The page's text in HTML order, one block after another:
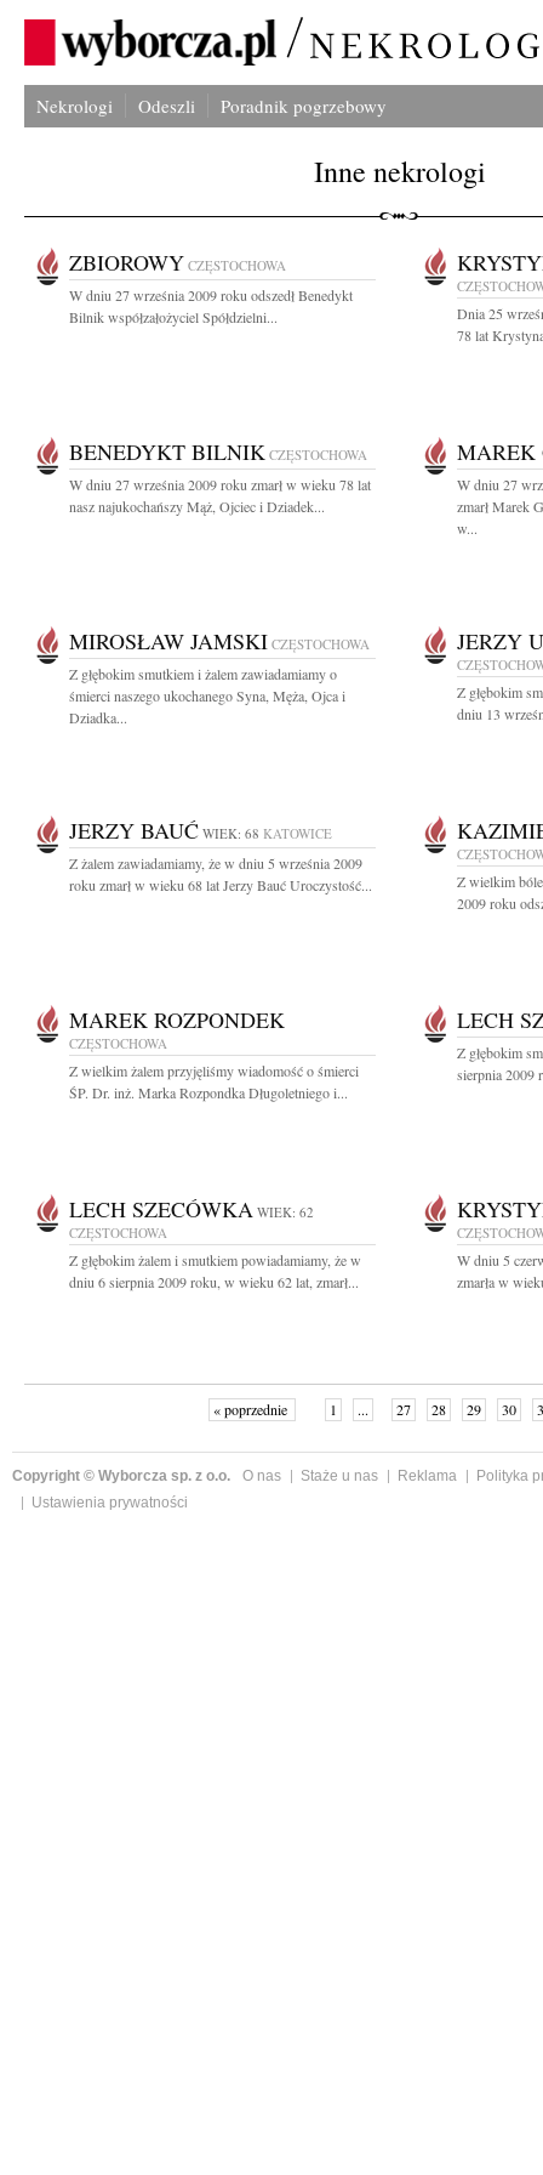
Nekrologi Odeszli Poradnik pogrzebowy
Inne nekrologi
ZBIOROWY CZĘSTOCHOWA
W dniu 27 września 2009 roku odszedł Benedykt
Bilnik współzałożyciel Spółdzielni...
Dnia 25
78 lat
BENEDYKT BILNIK CZĘSTOCHOWA
W dniu 27 września 2009 roku zmarł w wieku 78 lat
nasz najukochańszy Mąż, Ojciec i Dziadek...
MAREK
W dniu 27
zmarł Marek
w...
MIROSŁAW JAMSKI CZĘSTOCHOWA
Z głębokim smutkiem i żalem zawiadamiamy o
śmierci naszego ukochanego Syna, Męża, Ojca i
Dziadka...
JERZY
Z głębokim
dniu 13
JERZY BAUĆ WIEK: 68 KATOWICE
Z żalem zawiadamiamy, że w dniu 5 września 2009
roku zmarł w wieku 68 lat Jerzy Bauć Uroczystość...
Z wielkim
2009 roku
MAREK ROZPONDEK
CZĘSTOCHOWA
Z wielkim żalem przyjęliśmy wiadomość o śmierci
ŚP. Dr. inż. Marka Rozpondka Długoletniego i...
LECH
Z głębokim
sierpnia 2009
LECH SZECÓWKA WIEK: 62
CZĘSTOCHOWA
Z głębokim żalem i smutkiem powiadamiamy, że w
dniu 6 sierpnia 2009 roku, w wieku 62 lat, zmarł...
W dniu 5
zmarła w
« poprzednie 1 ... 27 28 29 30
Copyright © Wyborcza sp. z o.o. O nas Staże u nas Reklama
Polityka
Ustawienia prywatności